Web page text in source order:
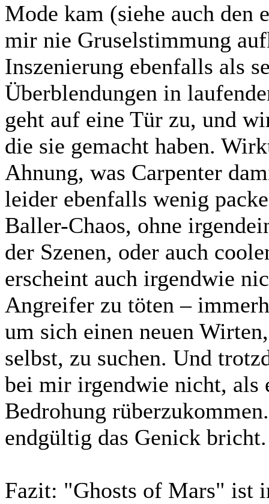
Mode kam (siehe auch
mir nie Gruselstimmung
Inszenierung ebenfalls als
Überblendungen in
geht auf eine Tür zu, und
die sie gemacht haben.
Ahnung, was Carpenter
leider ebenfalls wenig
Baller-Chaos, ohne
der Szenen, oder auch
erscheint auch irgendwie
Angreifer zu töten –
um sich einen neuen
selbst, zu suchen. Und
bei mir irgendwie nicht, als
Bedrohung
endgültig das Genick bricht.
Fazit: "Ghosts of Mars" ist